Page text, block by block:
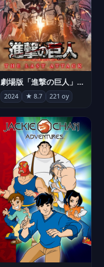
劇場版「進撃の巨人」完結編 THE LAST ATTACK
2024 ★ 8.7 221 oy